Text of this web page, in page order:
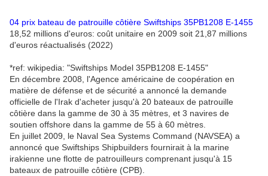
04 prix bateau de patrouille côtière Swiftships 35PB1208 E-1455
18,52 millions d'euros: coût unitaire en 2009 soit 21,87 millions
d'euros réactualisés (2022)
*ref: wikipedia: "Swiftships Model 35PB1208 E-1455"
En décembre 2008, l'Agence américaine de coopération en
matière de défense et de sécurité a annoncé la demande
officielle de l'Irak d'acheter jusqu'à 20 bateaux de patrouille
côtière dans la gamme de 30 à 35 mètres, et 3 navires de
soutien offshore dans la gamme de 55 à 60 mètres.
En juillet 2009, le Naval Sea Systems Command (NAVSEA) a
annoncé que Swiftships Shipbuilders fournirait à la marine
irakienne une flotte de patrouilleurs comprenant jusqu'à 15
bateaux de patrouille côtière (CPB).